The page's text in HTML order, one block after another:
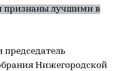
признаны лучшими в
Нижегородской